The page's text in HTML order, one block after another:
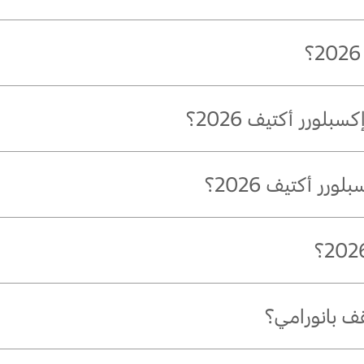
أكتيف 2026؟
أكتيف 2026؟
والفضّي الأيقوني، والأبيض أوكسفورد، والأبيض النّجمي ثلاثي